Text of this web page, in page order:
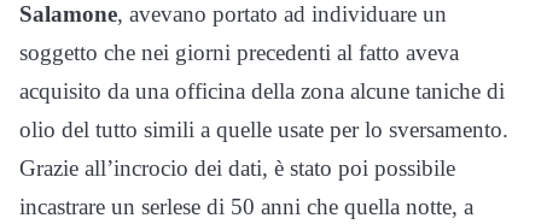
Salamone, avevano portato ad individuare un
soggetto che nei giorni precedenti al fatto aveva
acquisito da una officina della zona alcune taniche di
olio del tutto simili a quelle usate per lo sversamento.
Grazie all’incrocio dei dati, è stato poi possibile
incastrare un serlese di 50 anni che quella notte, a